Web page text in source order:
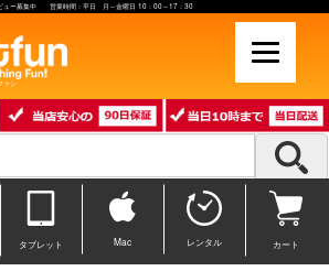
ュー募集中 営業時間：平日 月～金曜日 10：00～17：30
ァン
タブレット Mac レンタル カート